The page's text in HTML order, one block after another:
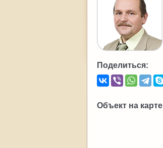
Поделиться:
Объект на карте